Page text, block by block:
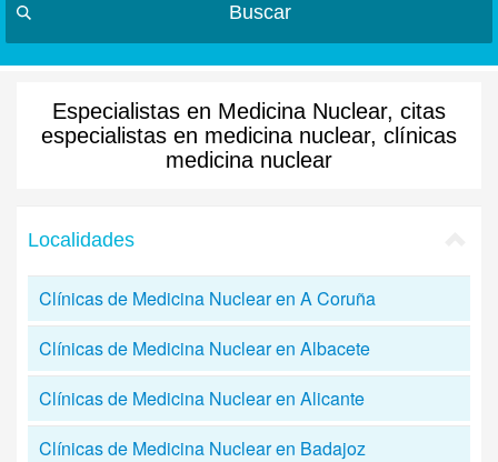
Buscar
Especialistas en Medicina Nuclear, citas
especialistas en medicina nuclear, clínicas
medicina nuclear
Localidades
Clínicas de Medicina Nuclear en A Coruña
Clínicas de Medicina Nuclear en Albacete
Clínicas de Medicina Nuclear en Alicante
Clínicas de Medicina Nuclear en Badajoz